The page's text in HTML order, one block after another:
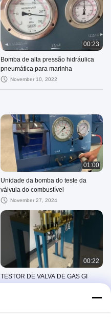
00:23
Bomba de alta pressão hidráulica
pneumática para marinha
November 10, 2022
01:00
Unidade da bomba do teste da
válvula do combustível
November 27, 2024
00:22
TESTOR DE VALVA DE GAS GI